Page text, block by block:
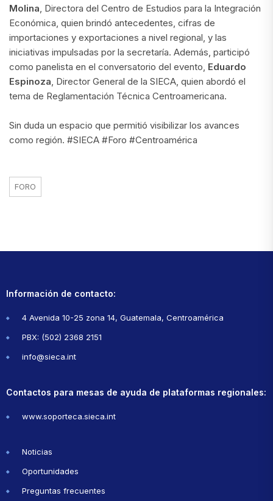
Molina , Directora del Centro de Estudios para la Integración
Económica, quien brindó antecedentes, cifras de
importaciones y exportaciones a nivel regional, y las
iniciativas impulsadas por la secretaría. Además, participó
como panelista en el conversatorio del evento, Eduardo
Espinoza , Director General de la SIECA, quien abordó el
tema de Reglamentación Técnica Centroamericana.
Sin duda un espacio que permitió visibilizar los avances
como región. #SIECA #Foro #Centroamérica
FORO
Información de contacto:
4 Avenida 10-25 zona 14, Guatemala, Centroamérica
PBX: (502) 2368 2151
info@sieca.int
Contactos para mesas de ayuda de plataformas regionales:
www.soporteca.sieca.int
Noticias
Oportunidades
Preguntas frecuentes